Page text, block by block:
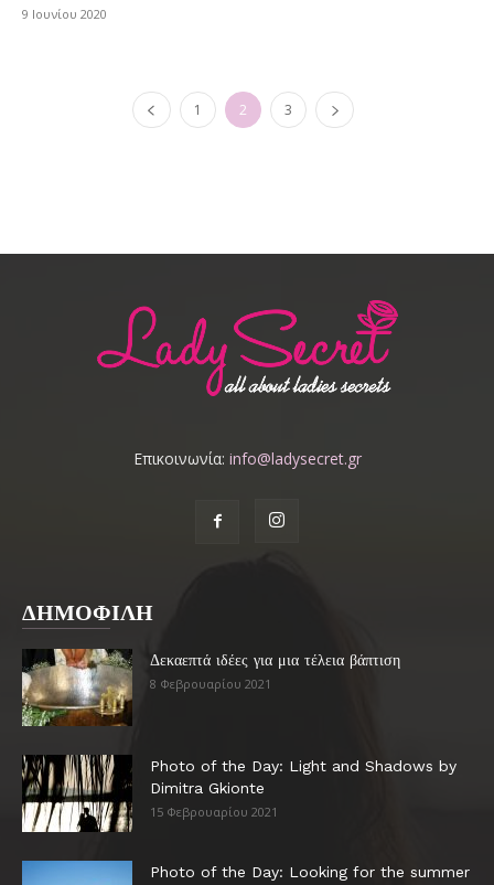
9 Ιουνίου 2020
1 2 3
Επικοινωνία: info@ladysecret.gr
ΔΗΜΟΦΙΛΗ
Δεκαεπτά ιδέες για μια τέλεια βάπτιση
8 Φεβρουαρίου 2021
Photo of the Day: Light and Shadows by
Dimitra Gkionte
15 Φεβρουαρίου 2021
Photo of the Day: Looking for the summer